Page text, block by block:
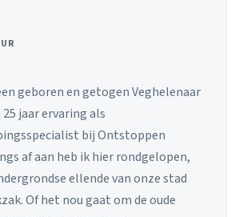
geboren en getogen Veghelenaar
jaar ervaring als
bij Ontstoppen
af aan heb ik hier rondgelopen,
ellende van onze stad
Of het nou gaat om de oude